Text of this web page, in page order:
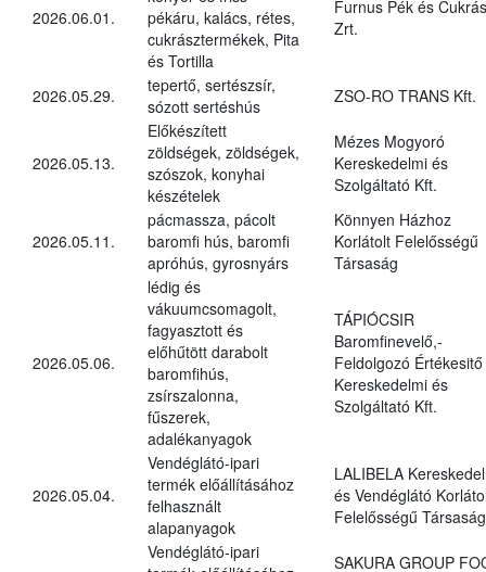
2026.06.01.
pékáru, kalács, rétes,
cukrásztermékek, Pita
és Tortilla
Furnus Pék és
Zrt.
2026.05.29.
tepertő, sertészsír,
sózott sertéshús
ZSO-RO TRANS Kft.
2026.05.13.
Előkészített
zöldségek, zöldségek,
szószok, konyhai
készételek
Mézes Mogyoró
Kereskedelmi és
Szolgáltató Kft.
2026.05.11.
pácmassza, pácolt
baromfi hús, baromfi
apróhús, gyrosnyárs
Könnyen Házhoz
Korlátolt Felelősségű
Társaság
2026.05.06.
lédig és
vákuumcsomagolt,
fagyasztott és
előhűtött darabolt
baromfihús,
zsírszalonna,
fűszerek,
adalékanyagok
TÁPIÓCSIR
Baromfinevelő,-
Feldolgozó Értékesitő
Kereskedelmi és
Szolgáltató Kft.
2026.05.04.
Vendéglátó-ipari
termék előállításához
felhasznált
alapanyagok
LALIBELA
és Vendéglátó
Felelősségű Társaság
Vendéglátó-ipari
SAKURA GROUP